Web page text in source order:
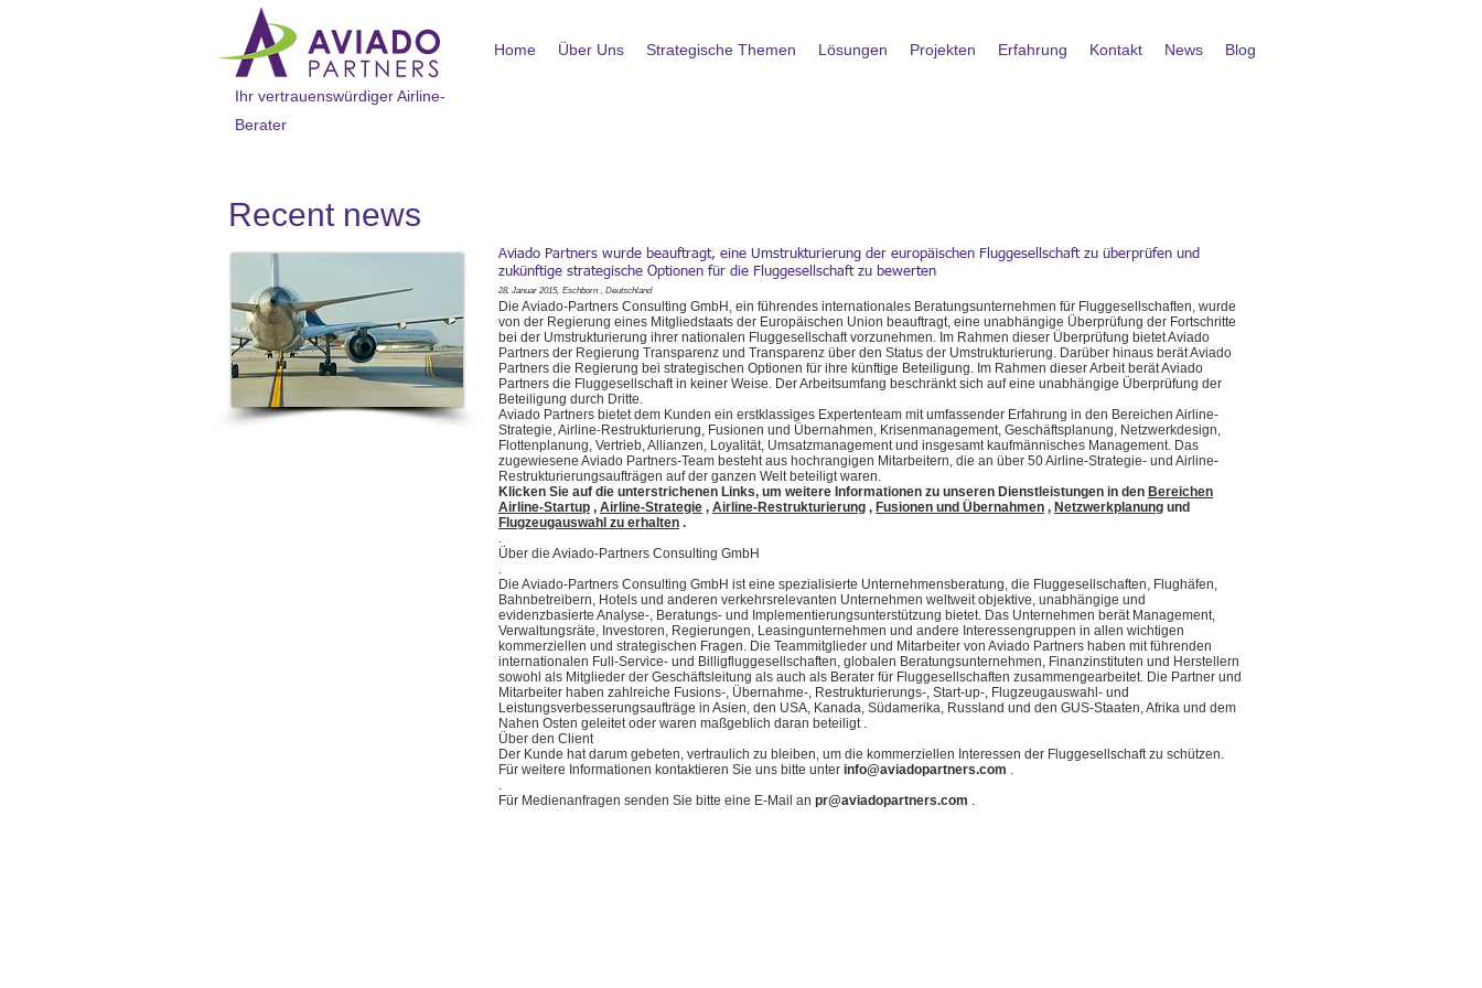
Home Über Uns Strategische Themen Lösungen Projekten Erfahrung Kontakt News Blog
Ihr vertrauenswürdiger Airline-
Berater
Recent news​
Aviado Partners wurde beauftragt, eine Umstrukturierung der europäischen Fluggesellschaft zu überprüfen und
zukünftige strategische Optionen für die Fluggesellschaft zu bewerten
28. Januar 2015, Eschborn , Deutschland
Die Aviado-Partners Consulting GmbH, ein führendes internationales Beratungsunternehmen für Fluggesellschaften, wurde
von der Regierung eines Mitgliedstaats der Europäischen Union beauftragt, eine unabhängige Überprüfung der Fortschritte
bei der Umstrukturierung ihrer nationalen Fluggesellschaft vorzunehmen. Im Rahmen dieser Überprüfung bietet Aviado
Partners der Regierung Transparenz und Transparenz über den Status der Umstrukturierung. Darüber hinaus berät Aviado
Partners die Regierung bei strategischen Optionen für ihre künftige Beteiligung. Im Rahmen dieser Arbeit berät Aviado
Partners die Fluggesellschaft in keiner Weise. Der Arbeitsumfang beschränkt sich auf eine unabhängige Überprüfung der
Beteiligung durch Dritte.
Aviado Partners bietet dem Kunden ein erstklassiges Expertenteam mit umfassender Erfahrung in den Bereichen Airline-
Strategie, Airline-Restrukturierung, Fusionen und Übernahmen, Krisenmanagement, Geschäftsplanung, Netzwerkdesign,
Flottenplanung, Vertrieb, Allianzen, Loyalität, Umsatzmanagement und insgesamt kaufmännisches Management. Das
zugewiesene Aviado Partners-Team besteht aus hochrangigen Mitarbeitern, die an über 50 Airline-Strategie- und Airline-
Restrukturierungsaufträgen auf der ganzen Welt beteiligt waren.
Klicken Sie auf die unterstrichenen Links, um weitere Informationen zu unseren Dienstleistungen in den Bereichen
Airline-Startup , Airline-Strategie , Airline-Restrukturierung , Fusionen und Übernahmen , Netzwerkplanung und
Flugzeugauswahl zu erhalten .
.
Über die Aviado-Partners Consulting GmbH
.
Die Aviado-Partners Consulting GmbH ist eine spezialisierte Unternehmensberatung, die Fluggesellschaften, Flughäfen,
Bahnbetreibern, Hotels und anderen verkehrsrelevanten Unternehmen weltweit objektive, unabhängige und
evidenzbasierte Analyse-, Beratungs- und Implementierungsunterstützung bietet. Das Unternehmen berät Management,
Verwaltungsräte, Investoren, Regierungen, Leasingunternehmen und andere Interessengruppen in allen wichtigen
kommerziellen und strategischen Fragen. Die Teammitglieder und Mitarbeiter von Aviado Partners haben mit führenden
internationalen Full-Service- und Billigfluggesellschaften, globalen Beratungsunternehmen, Finanzinstituten und Herstellern
sowohl als Mitglieder der Geschäftsleitung als auch als Berater für Fluggesellschaften zusammengearbeitet. Die Partner und
Mitarbeiter haben zahlreiche Fusions-, Übernahme-, Restrukturierungs-, Start-up-, Flugzeugauswahl- und
Leistungsverbesserungsaufträge in Asien, den USA, Kanada, Südamerika, Russland und den GUS-Staaten, Afrika und dem
Nahen Osten geleitet oder waren maßgeblich daran beteiligt .
Über den Client
Der Kunde hat darum gebeten, vertraulich zu bleiben, um die kommerziellen Interessen der Fluggesellschaft zu schützen.
Für weitere Informationen kontaktieren Sie uns bitte unter info@aviadopartners.com .
.
Für Medienanfragen senden Sie bitte eine E-Mail an pr@aviadopartners.com .